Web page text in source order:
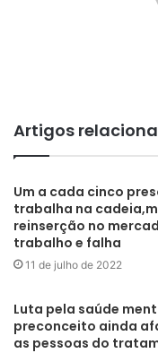
Artigos
Um a cada cinco
trabalha na
reinserção no
trabalho e falha
11 de julho de 2022
Luta pela saúde
preconceito ainda
as pessoas do